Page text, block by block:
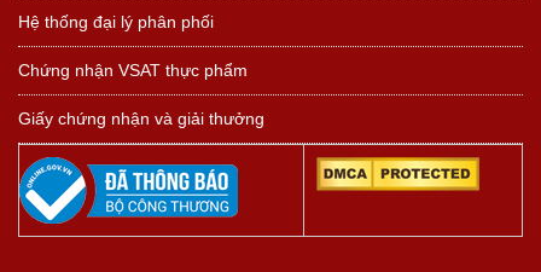
Hệ thống đại lý phân phối
Chứng nhận VSAT thực phẩm
Giấy chứng nhận và giải thưởng